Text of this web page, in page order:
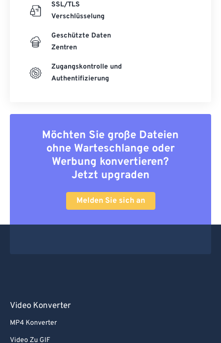
SSL/TLS
Verschlüsselung
Geschützte Daten
Zentren
Zugangskontrolle und
Authentifizierung
Möchten Sie große Dateien
ohne Warteschlange oder
Werbung konvertieren?
Jetzt upgraden
Melden Sie sich an
Video Konverter
MP4 Konverter
Video Zu GIF